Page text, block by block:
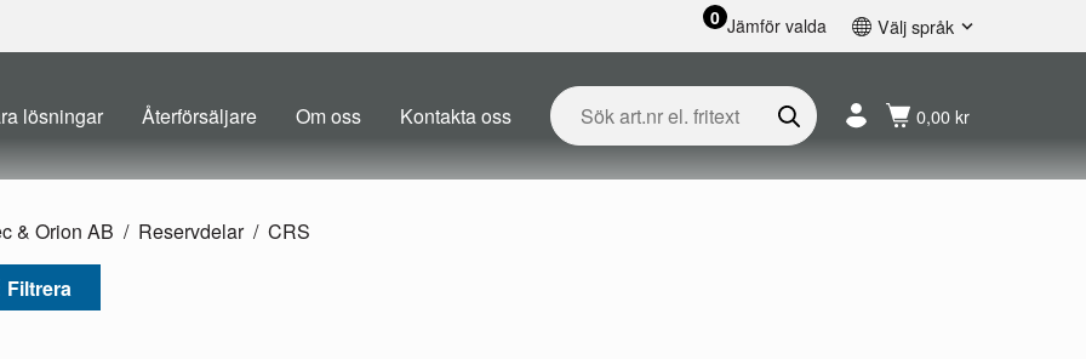
0 Jämför valda Välj språk
Français
Nederlands
lösningar Återförsäljare Om oss Kontakta oss 0,00 kr
& Orion AB Reservdelar CRS
Filtrera